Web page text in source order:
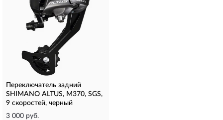
Переключатель задний
SHIMANO ALTUS, M370, SGS,
9 скоростей, черный
3 000 руб.